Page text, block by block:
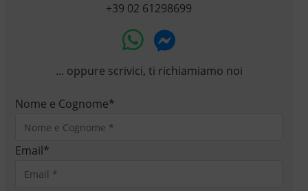
+39 02 61298699
... oppure scrivici, ti richiamiamo noi
Nome e Cognome*
Email*